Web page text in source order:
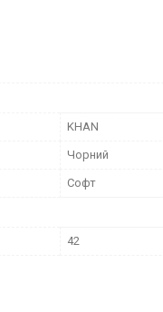
KHAN
Чорний
Софт
42